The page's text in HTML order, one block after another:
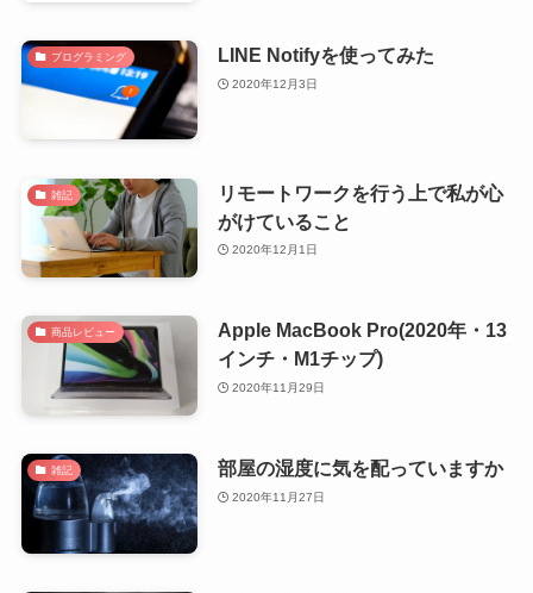
プログラミング LINE Notifyを使ってみた
2020年12月3日
雑記
リモートワークを行う上で私が心
がけていること
2020年12月1日
商品レビュー
Apple MacBook Pro(2020年・13
インチ・M1チップ)
2020年11月29日
雑記 部屋の湿度に気を配っていますか
2020年11月27日